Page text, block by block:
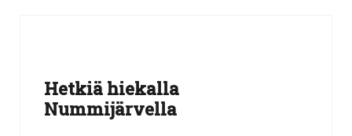
Hetkiä hiekalla
Nummijärvella